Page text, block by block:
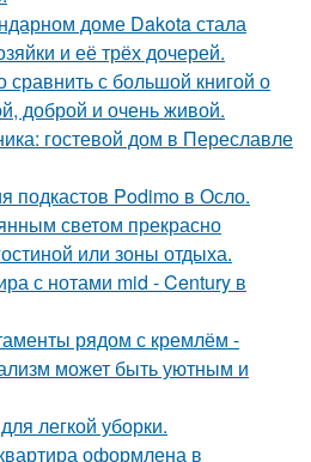
доме Dakota стала
и её трёх дочерей.
с большой книгой о
доброй и очень живой.
гостевой дом в Переславле
подкастов Podimo в Осло.
светом прекрасно
или зоны отдыха.
с нотами mid - Century в
рядом с кремлём -
может быть уютным и
легкой уборки.
оформлена в